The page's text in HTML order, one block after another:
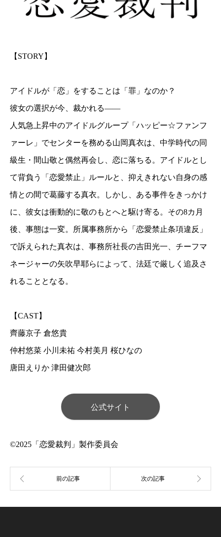
【STORY】
アイドルが「恋」をすることは「罪」なのか？
彼女の選択が今、裁かれる――
人気急上昇中のアイドルグループ「ハッピー☆ファンフ
ァーレ」でセンターを務める山岡真衣は、中学時代の同
級生・間山敬と偶然再会し、恋に落ちる。アイドルとし
て背負う「恋愛禁止」ルールと、抑えきれない自身の感
情との間で葛藤する真衣。しかし、ある事件をきっかけ
に、彼女は衝動的に敬のもとへと駆け寄る。その8カ月
後、事態は一変。所属事務所から「恋愛禁止条項違反」
で訴えられた真衣は、事務所社長の吉田光一、チーフマ
ネージャーの矢吹早耶らによって、法廷で厳しく追及さ
れることとなる。
【CAST】
齊藤京子 倉悠貴
仲村悠菜 小川未祐 今村美月 桜ひなの
唐田えりか 津田健次郎
公式サイト
©2025「恋愛裁判」製作委員会